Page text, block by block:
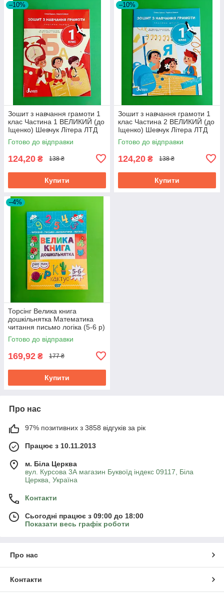
–10%
Зошит з навчання грамоти 1
клас Частина 1 ВЕЛИКИЙ (до
Іщенко) Шевчук Літера ЛТД
Готово до відправки
124,20 ₴ 138 ₴
Купити
–10%
Зошит з навчання грамоти 1
клас Частина 2 ВЕЛИКИЙ (до
Іщенко) Шевчук Літера ЛТД
Готово до відправки
124,20 ₴ 138 ₴
Купити
–4%
Торсінг Велика книга
дошкільнятка Математика
читання письмо логіка (5-6 р)
Готово до відправки
169,92 ₴ 177 ₴
Купити
Про нас
97% позитивних з 3858 відгуків за рік
Працює з 10.11.2013
м. Біла Церква
вул. Курсова 3А магазин Буквоїд індекс 09117, Біла
Церква, Україна
Контакти
Сьогодні працює з 09:00 до 18:00
Показати весь графік роботи
Про нас
Контакти